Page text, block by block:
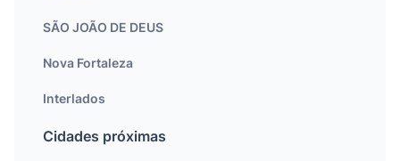
SÃO JOÃO DE DEUS
Nova Fortaleza
Interlados
Cidades próximas